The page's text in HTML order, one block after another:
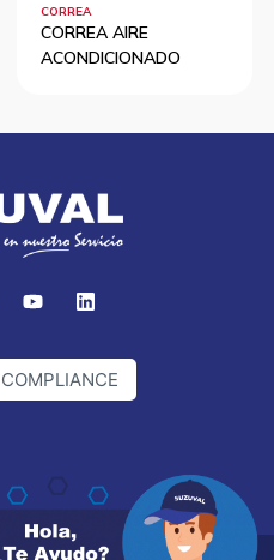
CORREA
CORREA AIRE
ACONDICIONADO
COMPLIANCE